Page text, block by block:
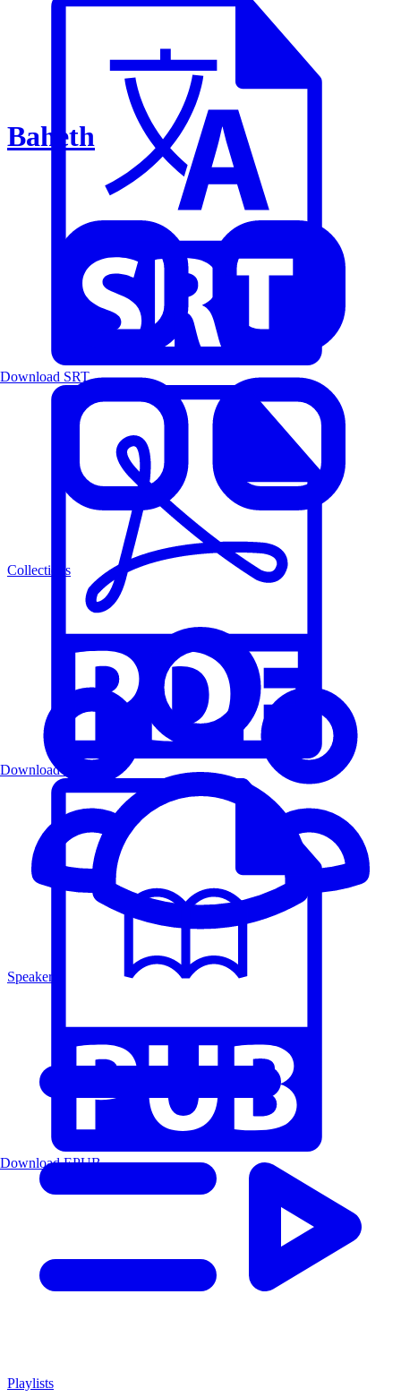
Baheth
Collections
Speakers
Playlists
Download SRT
Download PDF
Download EPUB